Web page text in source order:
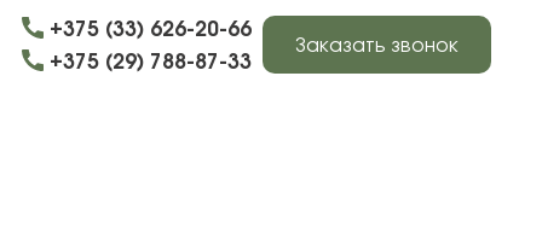
+375 (33) 626-20-66
+375 (29) 788-87-33
Заказать звонок